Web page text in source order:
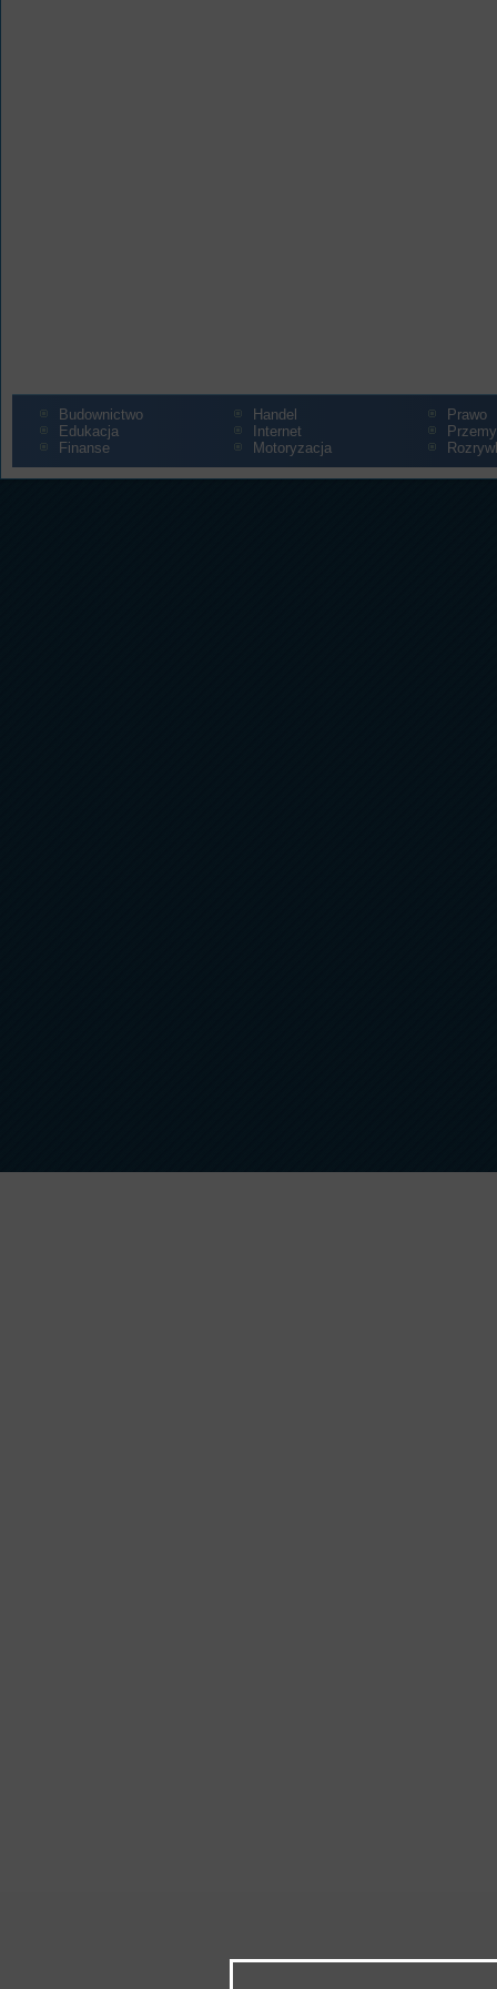
Budownictwo
Edukacja
Finanse
Handel
Internet
Motoryzacja
Prawo